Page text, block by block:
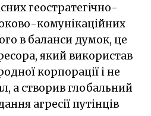
геостратегічно-
комунікаційних
в баланси думок, це
який використав
корпорації і не
а створив глобальний
агресії путінців